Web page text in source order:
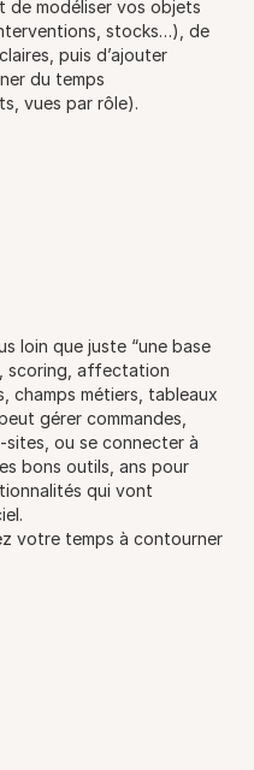
de modéliser vos objets
stocks…), de
puis d’ajouter
du temps
vues par rôle).
loin que juste “une base
scoring, affectation
champs métiers, tableaux
gérer commandes,
ou se connecter à
bons outils, ans pour
qui vont
votre temps à contourner